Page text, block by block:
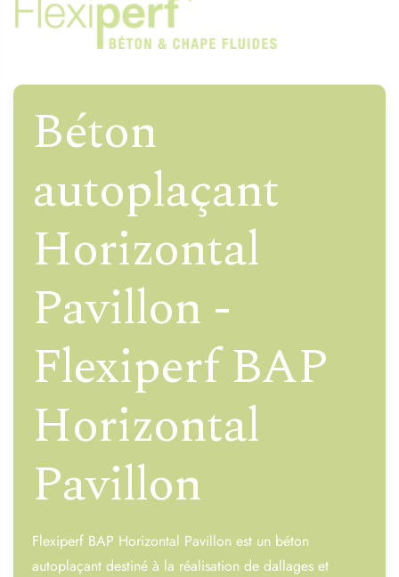
Béton
autoplaçant
Horizontal
Pavillon -
Flexiperf BAP
Horizontal
Pavillon
Flexiperf BAP Horizontal Pavillon est un béton
autoplaçant destiné à la réalisation de dallages et